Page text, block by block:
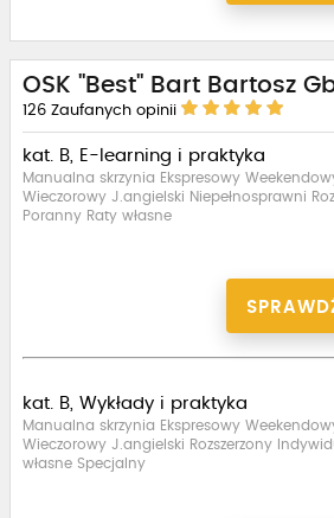
OSK "Best" Bart Bartosz
126 Zaufanych opinii
kat. B, E-learning i praktyka
Manualna skrzynia Ekspresowy
Wieczorowy J.angielski Niepełnosprawni
Poranny Raty własne
kat. B, Wykłady i praktyka
Manualna skrzynia Ekspresowy
Wieczorowy J.angielski Rozszerzony
własne Specjalny